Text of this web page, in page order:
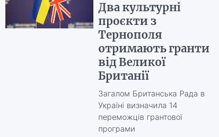
Два культурні
проєкти з
Тернополя
отримають гранти
від Великої
Британії
Загалом Британська Рада в
Україні визначила 14
переможців грантової
програми